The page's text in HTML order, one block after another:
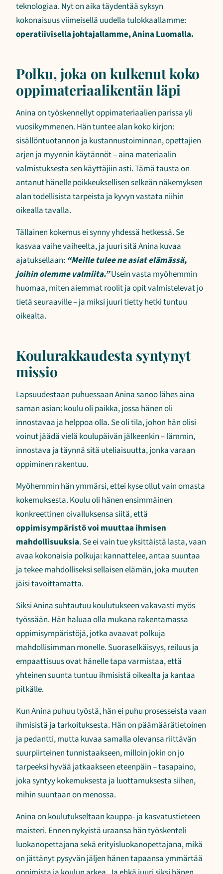
teknologiaa. Nyt on aika täydentää syksyn
kokonaisuus viimeisellä uudella tulokkaallamme:
operatiivisella johtajallamme, Anina Luomalla.
Polku, joka on kulkenut koko
oppimateriaalikentän läpi
Anina on työskennellyt oppimateriaalien parissa yli
vuosikymmenen. Hän tuntee alan koko kirjon:
sisällöntuotannon ja kustannustoiminnan, opettajien
arjen ja myynnin käytännöt – aina materiaalin
valmistuksesta sen käyttäjiin asti. Tämä tausta on
antanut hänelle poikkeuksellisen selkeän näkemyksen
alan todellisista tarpeista ja kyvyn vastata niihin
oikealla tavalla.
Tällainen kokemus ei synny yhdessä hetkessä. Se
kasvaa vaihe vaiheelta, ja juuri sitä Anina kuvaa
ajatuksellaan: “Meille tulee ne asiat elämässä,
joihin olemme valmiita.”Usein vasta myöhemmin
huomaa, miten aiemmat roolit ja opit valmistelevat jo
tietä seuraaville – ja miksi juuri tietty hetki tuntuu
oikealta.
Koulurakkaudesta syntynyt
missio
Lapsuudestaan puhuessaan Anina sanoo lähes aina
saman asian: koulu oli paikka, jossa hänen oli
innostavaa ja helppoa olla. Se oli tila, johon hän olisi
voinut jäädä vielä koulupäivän jälkeenkin – lämmin,
innostava ja täynnä sitä uteliaisuutta, jonka varaan
oppiminen rakentuu.
Myöhemmin hän ymmärsi, ettei kyse ollut vain omasta
kokemuksesta. Koulu oli hänen ensimmäinen
konkreettinen oivalluksensa siitä, että
oppimisympäristö voi muuttaa ihmisen
mahdollisuuksia. Se ei vain tue yksittäistä lasta, vaan
avaa kokonaisia polkuja: kannattelee, antaa suuntaa
ja tekee mahdolliseksi sellaisen elämän, joka muuten
jäisi tavoittamatta.
Siksi Anina suhtautuu koulutukseen vakavasti myös
työssään. Hän haluaa olla mukana rakentamassa
oppimisympäristöjä, jotka avaavat polkuja
mahdollisimman monelle. Suoraselkäisyys, reiluus ja
empaattisuus ovat hänelle tapa varmistaa, että
yhteinen suunta tuntuu ihmisistä oikealta ja kantaa
pitkälle.
Kun Anina puhuu työstä, hän ei puhu prosesseista vaan
ihmisistä ja tarkoituksesta. Hän on päämäärätietoinen
ja pedantti, mutta kuvaa samalla olevansa riittävän
suurpiirteinen tunnistaakseen, milloin jokin on jo
tarpeeksi hyvää jatkaakseen eteenpäin – tasapaino,
joka syntyy kokemuksesta ja luottamuksesta siihen,
mihin suuntaan on menossa.
Anina on koulutukseltaan kauppa- ja kasvatustieteen
maisteri. Ennen nykyistä uraansa hän työskenteli
luokanopettajana sekä erityisluokanopettajana, mikä
on jättänyt pysyvän jäljen hänen tapaansa ymmärtää